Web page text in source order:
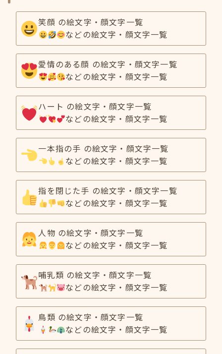
笑顔 の絵文字・顔文字一覧
などの絵文字・顔文字一覧
愛情のある顔 の絵文字・顔文字一覧
などの絵文字・顔文字一覧
ハート の絵文字・顔文字一覧
などの絵文字・顔文字一覧
一本指の手 の絵文字・顔文字一覧
などの絵文字・顔文字一覧
指を閉じた手 の絵文字・顔文字一覧
などの絵文字・顔文字一覧
人物 の絵文字・顔文字一覧
などの絵文字・顔文字一覧
哺乳類 の絵文字・顔文字一覧
などの絵文字・顔文字一覧
鳥類 の絵文字・顔文字一覧
などの絵文字・顔文字一覧